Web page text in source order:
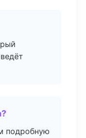
подробную